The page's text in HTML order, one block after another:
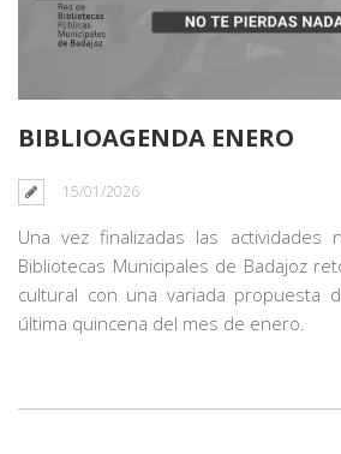
BIBLIOAGENDA ENERO
15/01/2026
Una vez finalizadas las actividades
Bibliotecas Municipales de Badajoz
cultural con una variada propuesta
última quincena del mes de enero.